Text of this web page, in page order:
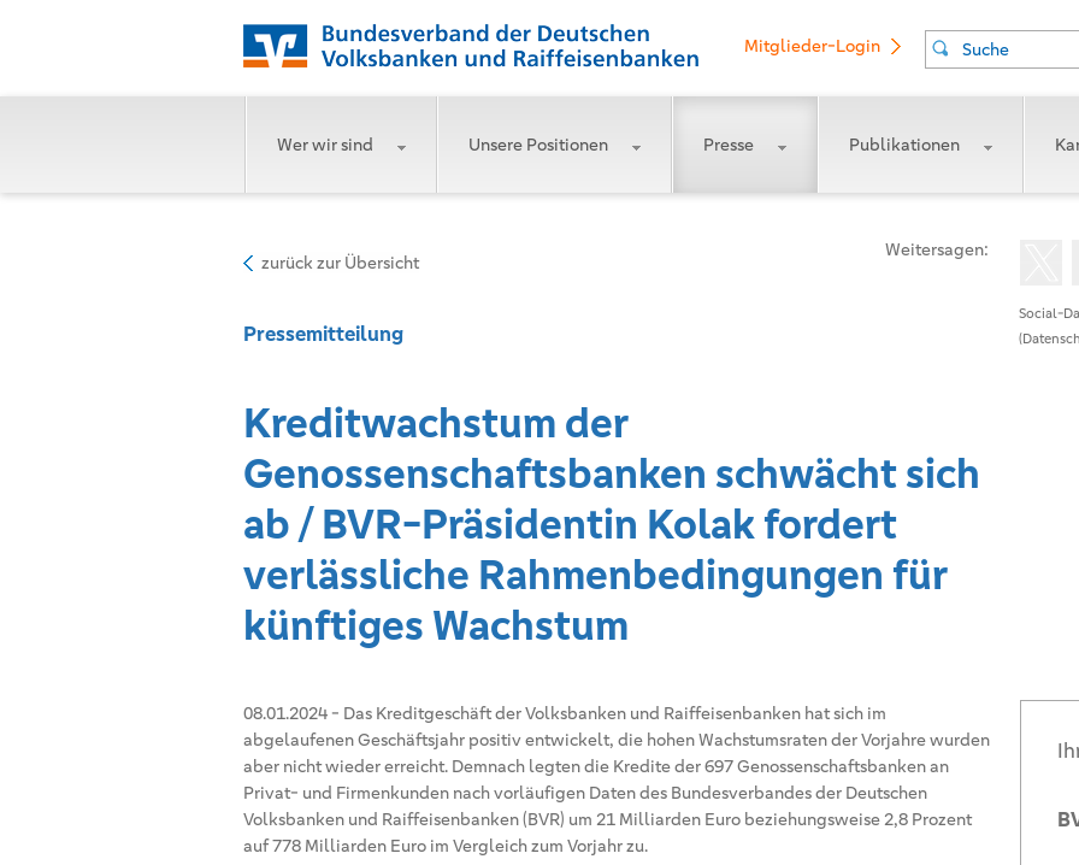
Suche
Mitglieder-Login
Wer wir sind Unsere Positionen Presse Publikationen
Social-
Weitersagen:
zurück zur Übersicht
Pressemitteilung
Kreditwachstum der
Genossenschaftsbanken schwächt sich
ab / BVR-Präsidentin Kolak fordert
verlässliche Rahmenbedingungen für
künftiges Wachstum
08.01.2024 - Das Kreditgeschäft der Volksbanken und Raiffeisenbanken hat sich im
abgelaufenen Geschäftsjahr positiv entwickelt, die hohen Wachstumsraten der Vorjahre wurden
aber nicht wieder erreicht. Demnach legten die Kredite der 697 Genossenschaftsbanken an
Privat- und Firmenkunden nach vorläufigen Daten des Bundesverbandes der Deutschen
Volksbanken und Raiffeisenbanken (BVR) um 21 Milliarden Euro beziehungsweise 2,8 Prozent
auf 778 Milliarden Euro im Vergleich zum Vorjahr zu.